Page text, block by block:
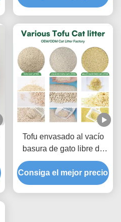
arena para mascotas con
Tofu envasado al vacío
basura de gato libre de
polvo gránulos sólidos de
soja para tiendas de
mascotas
Consiga el mejor precio